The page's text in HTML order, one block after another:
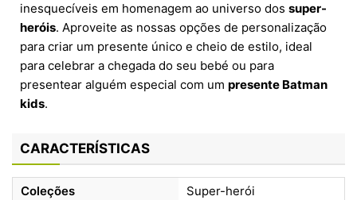
inesquecíveis em homenagem ao universo dos super-
heróis. Aproveite as nossas opções de personalização
para criar um presente único e cheio de estilo, ideal
para celebrar a chegada do seu bebé ou para
presentear alguém especial com um presente Batman
kids.
CARACTERÍSTICAS
Coleções Super-herói